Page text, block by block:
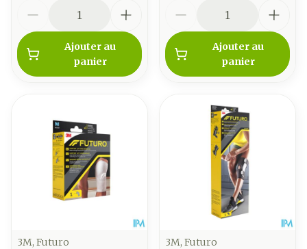
Ajouter au
panier
Ajouter au
panier
3M, Futuro
3M, Futuro